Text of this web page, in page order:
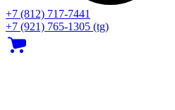
+7 (812) 717‑7441
+7 (921) 765-1305 (tg)